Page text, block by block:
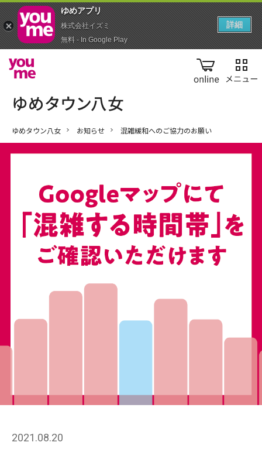
online
ゆめタウン八女 お知らせ 混雑緩和へのご協力のお願い
2021.08.20
ゆめアプ‪リ‬
株式会社イズミ
無料 - In Google Play
詳細